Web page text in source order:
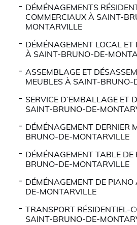
DÉMÉNAGEMENTS
COMMERCIAUX À SAINT-
MONTARVILLE
DÉMÉNAGEMENT LOCAL ET
À SAINT-BRUNO-DE-
ASSEMBLAGE ET
MEUBLES À SAINT-BRUNO-
SERVICE D’EMBALLAGE ET
SAINT-BRUNO-DE-
DÉMÉNAGEMENT DERNIER
BRUNO-DE-MONTARVILLE
DÉMÉNAGEMENT TABLE
BRUNO-DE-MONTARVILLE
DÉMÉNAGEMENT DE
DE-MONTARVILLE
TRANSPORT RÉSIDENTIEL-
SAINT-BRUNO-DE-